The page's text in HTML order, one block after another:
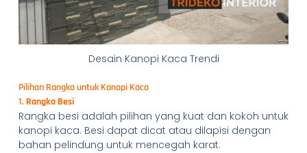
Desain Kanopi Kaca Trendi
Pilihan Rangka untuk Kanopi Kaca
1. Rangka Besi
Rangka besi adalah pilihan yang kuat dan kokoh untuk
kanopi kaca. Besi dapat dicat atau dilapisi dengan
bahan pelindung untuk mencegah karat.